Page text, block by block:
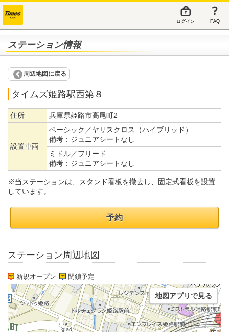
ログイン FAQ
ステーション情報
周辺地図に戻る
タイムズ姫路駅西第８
住所 兵庫県姫路市高尾町2
設置車両
ベーシック／ヤリスクロス（ハイブリッド）
備考： ジュニアシートなし
ミドル／フリード
備考： ジュニアシートなし
※当ステーションは、スタンド看板を撤去し、固定式看板を設置
しています。
予約
ステーション周辺地図
新規オープン 閉鎖予定
地図アプリで見る